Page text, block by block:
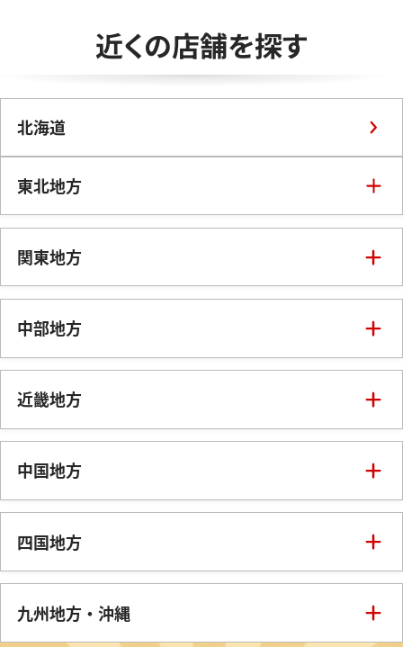
ボーム＆メルシエ
BALL Watch
ボール ウォッチ
近くの店舗を探す
北海道
東北地方
青森県
秋田県 山形県 福島県
関東地方
東京都
千葉県 茨城県 栃木県
群馬県
中部地方
新潟県
山梨県 長野県 岐阜県
静岡県 愛知県
近畿地方
三重県
大阪府 兵庫県 奈良県
和歌山県
中国地方
広島県 山口県
四国地方
徳島県
九州地方・沖縄